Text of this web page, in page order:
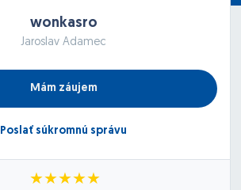
wonkasro
Jaroslav Adamec
Mám záujem
Poslať súkromnú správu